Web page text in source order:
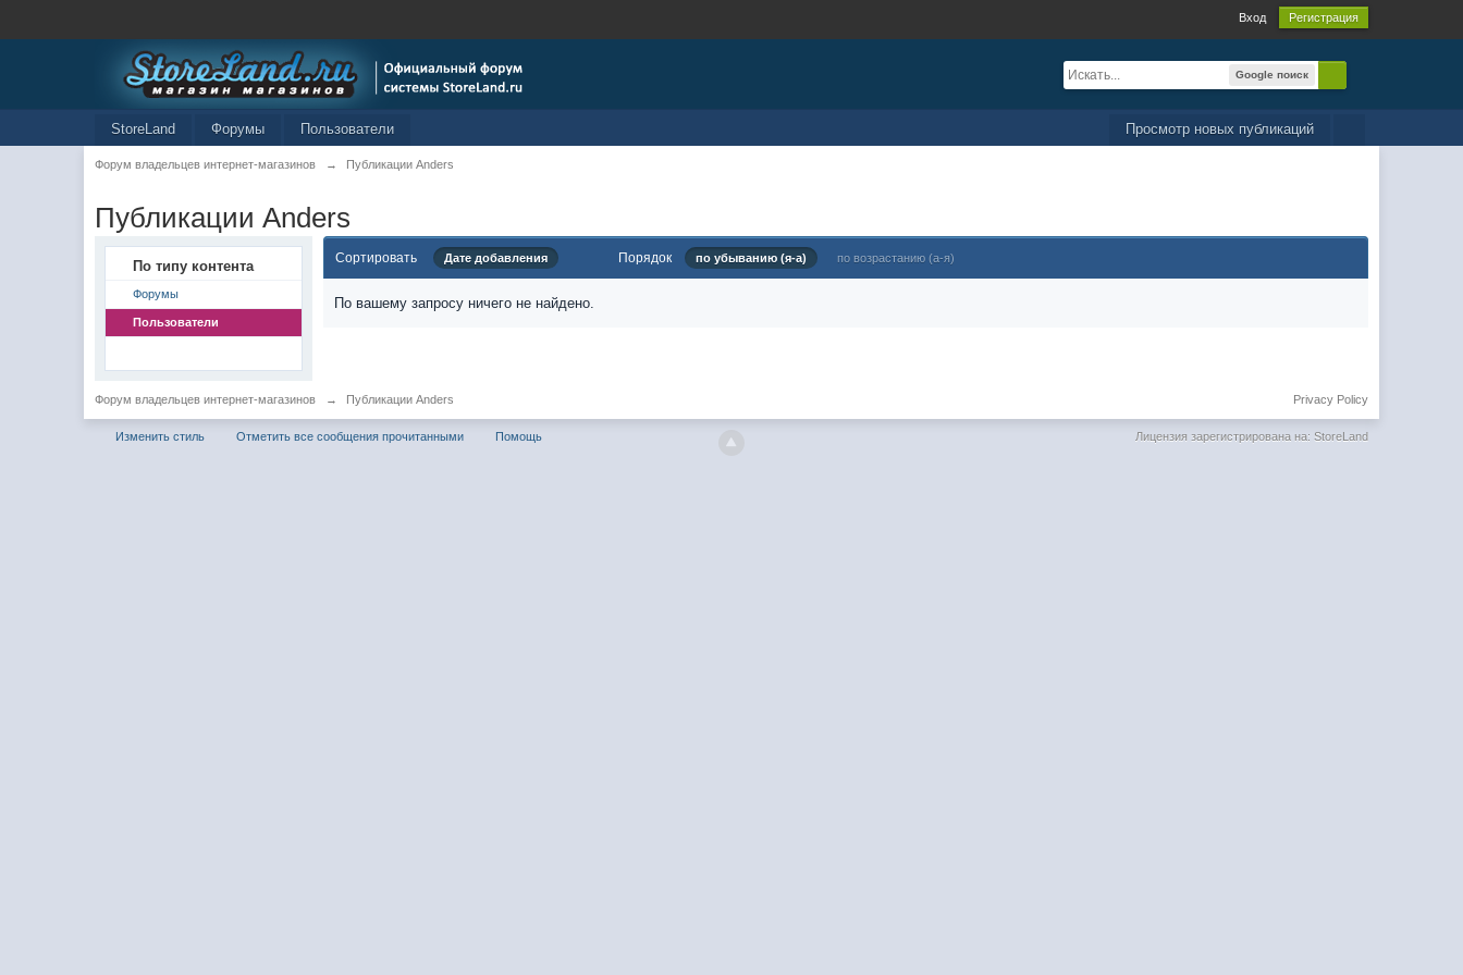
Вход Регистрация
Google поиск
Просмотр новых публикаций
StoreLand Форумы Пользователи
Форум владельцев интернет-магазинов → Публикации Anders
Публикации Anders
По типу контента
Форумы
Пользователи
Сортировать Дате добавления Порядок по убыванию (я-а) по возрастанию (а-я)
По вашему запросу ничего не найдено.
Форум владельцев интернет-магазинов → Публикации Anders Privacy Policy
Изменить стиль Отметить все сообщения прочитанными Помощь Лицензия зарегистрирована на: StoreLand